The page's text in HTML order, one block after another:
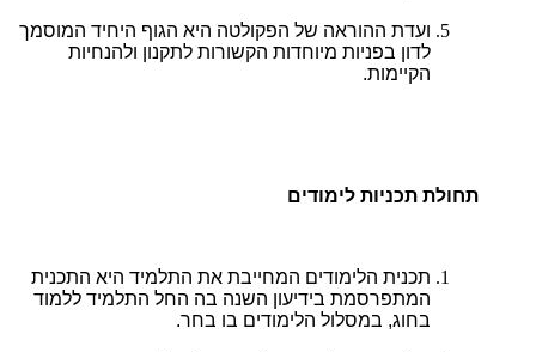
ועדת ההוראה של הפקולטה היא הגוף היחיד המוסמך
לדון בפניות מיוחדות הקשורות לתקנון ולהנחיות
הקיימות.
תחולת תכניות לימודים
תכנית הלימודים המחייבת את התלמיד היא התכנית
המתפרסמת בידיעון השנה בה החל התלמיד ללמוד
בחוג, במסלול הלימודים בו בחר.